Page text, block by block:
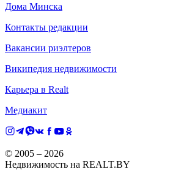
Дома Минска
Контакты редакции
Вакансии риэлтеров
Википедия недвижимости
Карьера в Realt
Медиакит
© 2005 – 2026
Недвижимость на REALT.BY